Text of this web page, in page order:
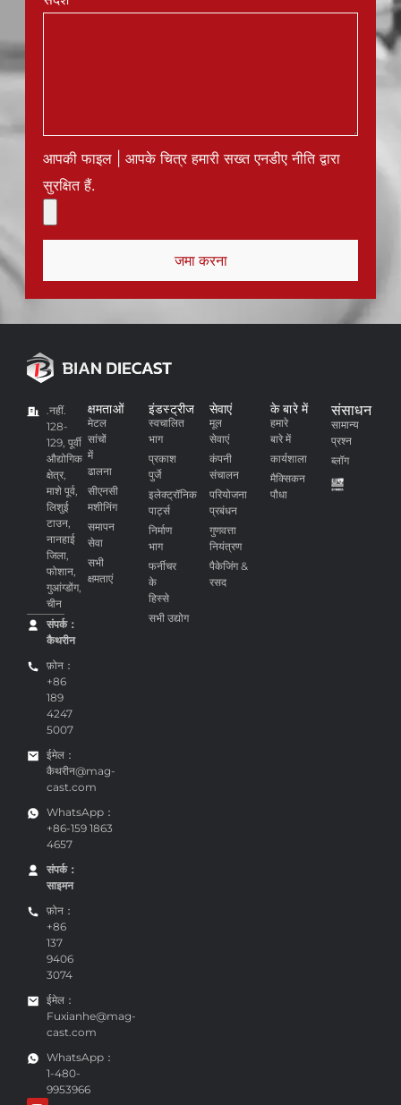
आपकी फाइल | आपके चित्र हमारी सख्त एनडीए नीति द्वारा
सुरक्षित हैं.
जमा करना
.नहीं.
128-
129, पूर्वी
औद्योगिक
क्षेत्र,
माशे पूर्व,
लिशुई
टाउन,
नानहाई
जिला,
फोशान,
गुआंग्डोंग,
चीन
संपर्क：
कैथरीन
फ़ोन：
+86
189
4247
5007
ईमेल：
कैथरीन@mag-
cast.com
WhatsApp：
+86-159 1863
4657
संपर्क：
साइमन
फ़ोन：
+86
137
9406
3074
ईमेल：
Fuxianhe@mag-
cast.com
WhatsApp：
1-480-
क्षमताओं
मेटल
सांचों
में
ढालना
सीएनसी
मशीनिंग
समापन
सेवा
सभी
इंडस्ट्रीज
स्वचालित
भाग
प्रकाश
पुर्जे
इलेक्ट्रॉनिक
पार्ट्स
निर्माण
भाग
फर्नीचर
के
हिस्से
सेवाएं
मूल
सेवाएं
कंपनी
संचालन
परियोजना
प्रबंधन
गुणवत्ता
नियंत्रण
पैकेजिंग &
के बारे में
हमारे
बारे में
कार्यशाला
मैक्सिकन
संसाधन
सामान्य
प्रश्न
ब्लॉग